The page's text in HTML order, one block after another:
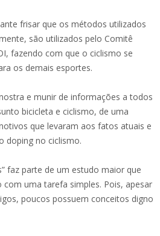
frisar que os métodos utilizados
são utilizados pelo Comitê
fazendo com que o ciclismo se
os demais esportes.
e munir de informações a todos
bicicleta e ciclismo, de uma
que levaram aos fatos atuais e
doping no ciclismo.
faz parte de um estudo maior que
uma tarefa simples. Pois, apesar
poucos possuem conceitos digno